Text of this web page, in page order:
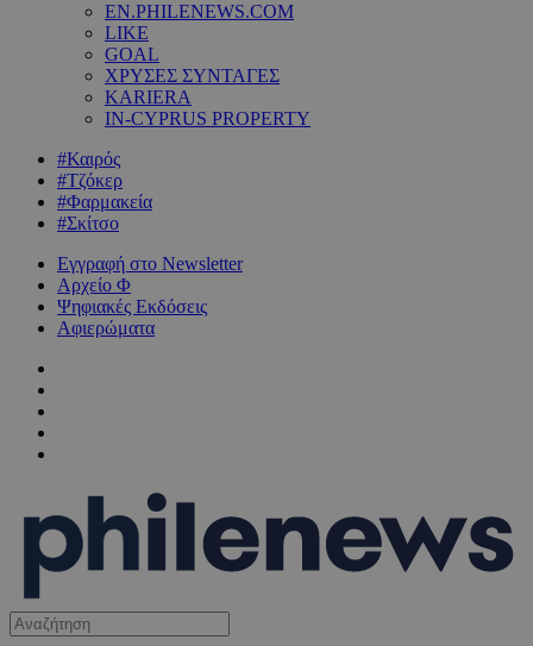
EN.PHILENEWS.COM
LIKE
GOAL
ΧΡΥΣΕΣ ΣΥΝΤΑΓΕΣ
KARIERA
IN-CYPRUS PROPERTY
#Καιρός
#Τζόκερ
#Φαρμακεία
#Σκίτσο
Εγγραφή στο Newsletter
Αρχείο Φ
Ψηφιακές Εκδόσεις
Αφιερώματα